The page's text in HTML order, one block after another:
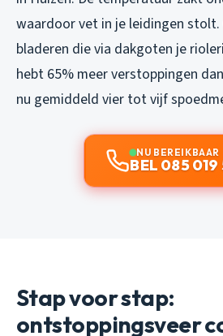
waardoor vet in je leidingen
bladeren die via dakgoten je
hebt 65% meer verstoppingen
nu gemiddeld vier tot vijf
NU BEREIKBAAR
BEL 085 019
Stap voor stap:
ontstoppingsveer